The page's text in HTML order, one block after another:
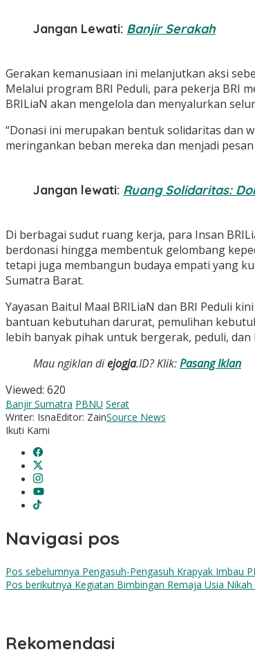
Jangan Lewati: Banjir Serakah
Gerakan kemanusiaan ini melanjutkan aksi
Melalui program BRI Peduli, para pekerja BRI
BRILiaN akan mengelola dan menyalurkan
“Donasi ini merupakan bentuk solidaritas dan
meringankan beban mereka dan menjadi
Jangan lewati: Ruang Solidaritas:
Di berbagai sudut ruang kerja, para Insan
berdonasi hingga membentuk gelombang
tetapi juga membangun budaya empati yang
Sumatra Barat.
Yayasan Baitul Maal BRILiaN dan BRI Peduli
bantuan kebutuhan darurat, pemulihan
lebih banyak pihak untuk bergerak, peduli,
Mau ngiklan diejogja.ID? Klik:Pasang Iklan
Viewed: 620
Banjir Sumatra PBNU Serat
Writer: IsnaEditor: ZainSource News
Ikuti Kami
Navigasi pos
Pos sebelumnya Pengasuh-Pengasuh Krapyak Imbau
Pos berikutnya Kegiatan Bimbingan Remaja Usia
Rekomendasi